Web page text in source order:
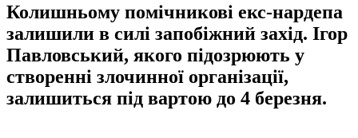
Колишньому помічникові екс-нардепа
залишили в силі запобіжний захід. Ігор
Павловський, якого підозрюють у
створенні злочинної організації,
залишиться під вартою до 4 березня.